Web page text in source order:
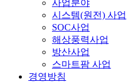
사업분야
시스템(원전) 사업
SOC사업
해상풍력사업
방산사업
스마트팜 사업
경영방침